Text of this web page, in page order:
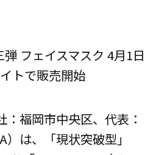
フェイスマスク 4月1日
トで販売開始
福岡市中央区、代表：
は、「現状突破型」